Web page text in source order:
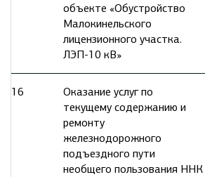
объекте «Обустройство
Малокинельского
лицензионного участка.
ЛЭП-10 кВ»
16
Оказание услуг по
текущему содержанию и
ремонту
железнодорожного
подъездного пути
необщего пользования ННК